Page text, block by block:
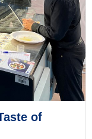
of